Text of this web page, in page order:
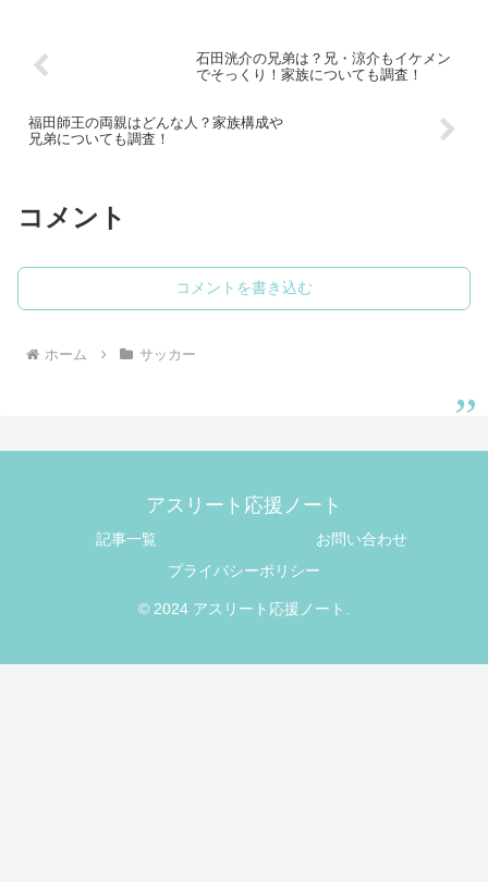
石田洸介の兄弟は？兄・涼介もイケメン
でそっくり！家族についても調査！
福田師王の両親はどんな人？家族構成や
兄弟についても調査！
コメント
コメントを書き込む
ホーム サッカー
アスリート応援ノート
記事一覧
お問い合わせ
プライバシーポリシー
© 2024 アスリート応援ノート.